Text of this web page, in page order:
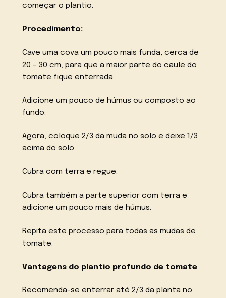
começar o plantio.
Procedimento:
Cave uma cova um pouco mais funda, cerca de
20 – 30 cm, para que a maior parte do caule do
tomate fique enterrada.
Adicione um pouco de húmus ou composto ao
fundo.
Agora, coloque 2/3 da muda no solo e deixe 1/3
acima do solo.
Cubra com terra e regue.
Cubra também a parte superior com terra e
adicione um pouco mais de húmus.
Repita este processo para todas as mudas de
tomate.
Vantagens do plantio profundo de tomate
Recomenda-se enterrar até 2/3 da planta no